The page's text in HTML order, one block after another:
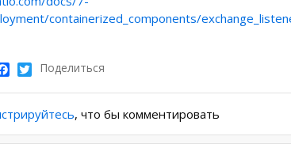
containerized_components/
Facebook
Twitter
Поделиться
, что бы комментировать